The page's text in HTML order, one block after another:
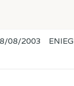
08/2003 ENIEG